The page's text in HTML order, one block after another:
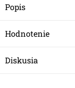
Popis
Hodnotenie
Diskusia